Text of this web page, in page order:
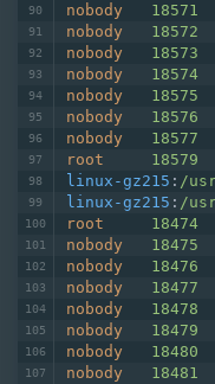
nobody
nobody
nobody
nobody
nobody
nobody
nobody
root
linux-gz215 : /
linux-gz215 : /
root
nobody
nobody
nobody
nobody
nobody
nobody
nobody